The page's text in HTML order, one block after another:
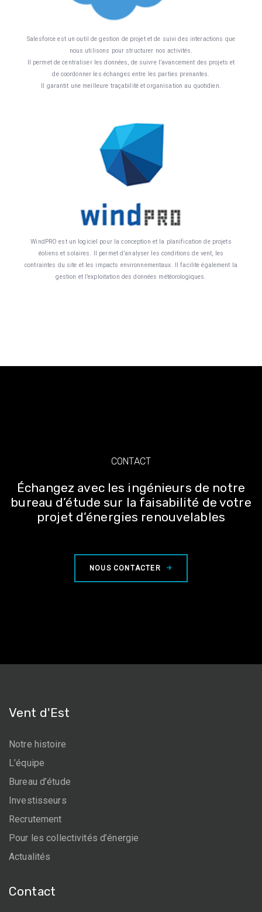
Salesforce est un outil de gestion de projet et de suivi des interactions que
nous utilisons pour structurer nos activités.
Il permet de centraliser les données, de suivre l’avancement des projets et
de coordonner les échanges entre les parties prenantes.
Il garantit une meilleure traçabilité et organisation au quotidien.
WindPRO est un logiciel pour la conception et la planification de projets
éoliens et solaires. Il permet d’analyser les conditions de vent, les
contraintes du site et les impacts environnementaux. Il facilite également la
gestion et l’exploitation des données météorologiques.
CONTACT
Échangez avec les ingénieurs de notre
bureau d’étude sur la faisabilité de votre
projet d’énergies renouvelables
NOUS CONTACTER
Vent d'Est
Notre histoire
L’équipe
Bureau d’étude
Investisseurs
Recrutement
Pour les collectivités d’énergie
Actualités
Contact